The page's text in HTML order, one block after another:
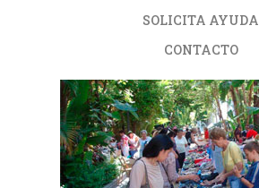
SOLICITA AYUDA
CONTACTO